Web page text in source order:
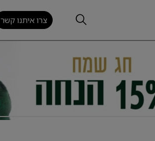
צרו איתנו קשר